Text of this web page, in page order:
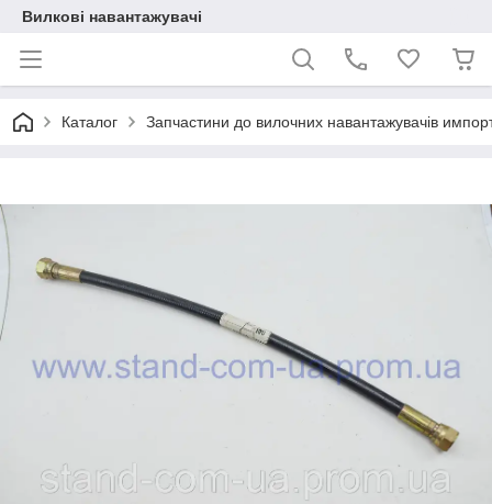
Вилкові навантажувачі
Каталог Запчастини до вилочних навантажувачів